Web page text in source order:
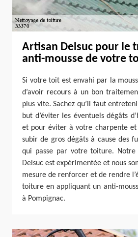
Artisan Delsuc pour le
anti-mousse de votre
Si votre toit est envahi par la
d’avoir recours à un bon
plus vite. Sachez qu’il faut
but d’éviter les éventuels dégâts
et pour éviter à votre charpente
subir de gros dégâts à cause des
qui passe par votre toiture. Notre
Delsuc est expérimentée et nous
mesure de renforcer et de rendre
toiture en appliquant un anti-
à Pompignac.